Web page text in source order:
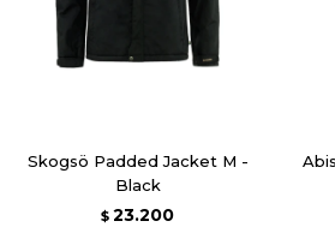
Skogsö Padded Jacket M -
Black
$ 23.200